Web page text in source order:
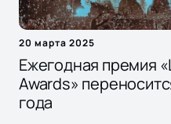
20 марта 2025
Ежегодная премия
Awards»
года